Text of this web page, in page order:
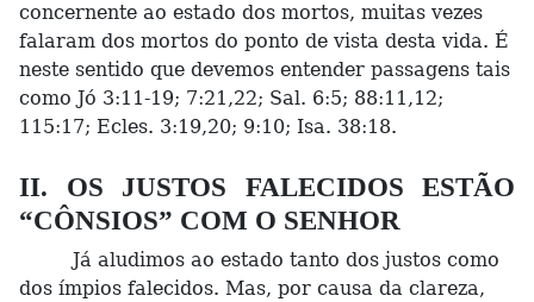
concernente ao estado dos mortos, muitas vezes
falaram dos mortos do ponto de vista desta vida. É
neste sentido que devemos entender passagens tais
como Jó 3:11-19; 7:21,22; Sal. 6:5; 88:11,12;
115:17; Ecles. 3:19,20; 9:10; Isa. 38:18.
II. OS JUSTOS FALECIDOS ESTÃO
“CÔNSIOS” COM O SENHOR
Já aludimos ao estado tanto dos justos como
dos ímpios falecidos. Mas, por causa da clareza,